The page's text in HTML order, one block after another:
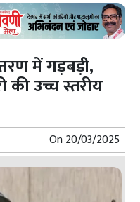
में गड़बड़ी,
उच्च स्तरीय
On20/03/2025